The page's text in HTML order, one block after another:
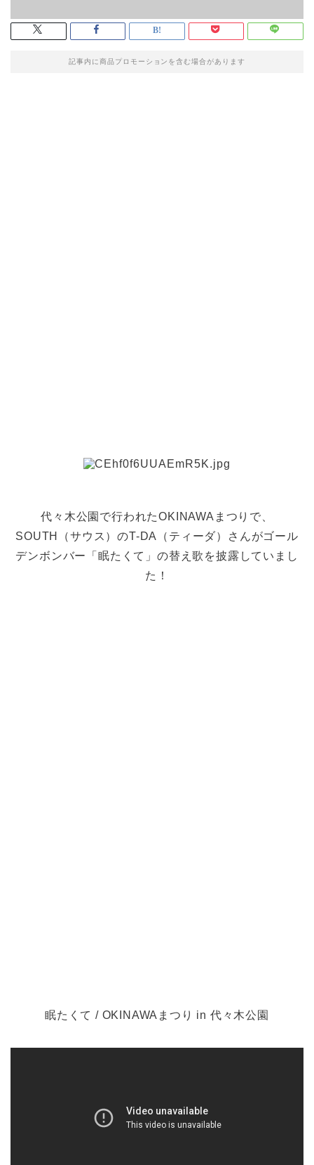
記事内に商品プロモーションを含む場合があります
代々木公園で行われたOKINAWAまつりで、
SOUTH（サウス）のT-DA（ティーダ）さんがゴール
デンボンバー「眠たくて」の替え歌を披露していまし
た！
眠たくて / OKINAWAまつり in 代々木公園